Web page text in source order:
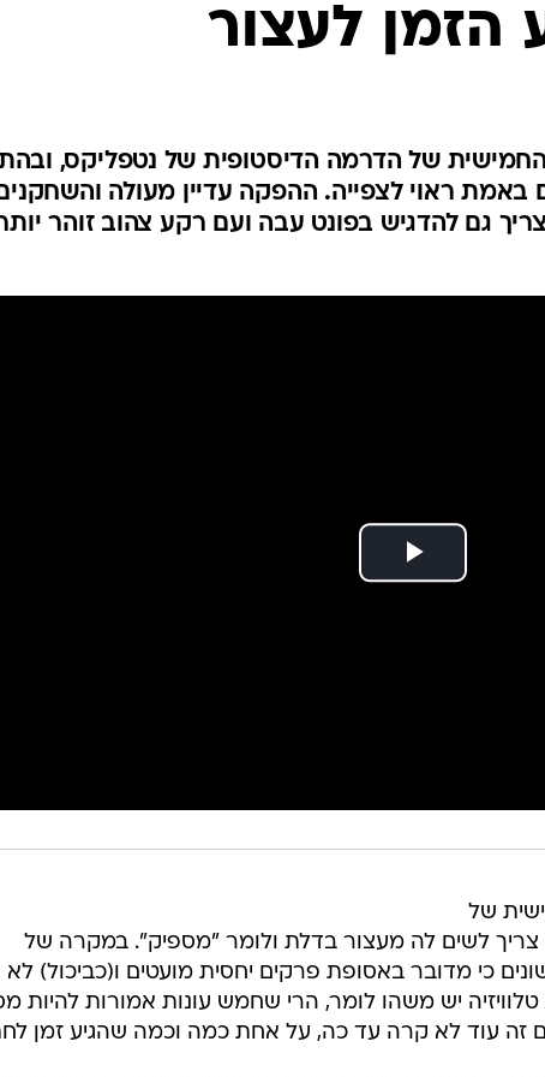
הזמן לעצור
של הדרמה הדיסטופית של נטפליקס,
ראוי לצפייה. ההפקה עדיין מעולה והשחקנים
גם להדגיש בפונט עבה ועם רקע צהוב זוהר
של
צריך לשים לה מעצור בדלת ולומר "מספיק". במקרה של
כי מדובר באסופת פרקים יחסית מועטים ו(כביכול) לא
יש משהו לומר, הרי שחמש עונות אמורות להיות
עוד לא קרה עד כה, על אחת כמה וכמה שהגיע זמן